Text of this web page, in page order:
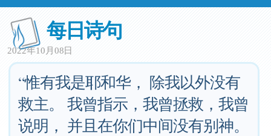
每日诗句
2022年10月08日
“惟有我是耶和华， 除我以外没有
救主。 我曾指示，我曾拯救，我曾
说明， 并且在你们中间没有别神。